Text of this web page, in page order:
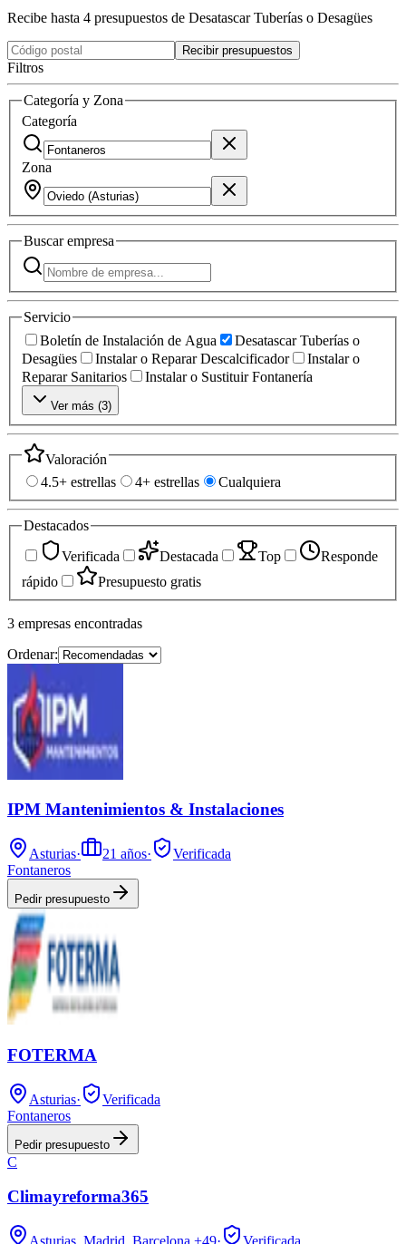
Recibe hasta 4 presupuestos de Desatascar Tuberías o Desagües
Recibir presupuestos
Filtros
Categoría y Zona
Categoría
Zona
Buscarempresa
Servicio
Boletín de Instalación de Agua
Desatascar Tuberías o
Desagües
Instalar o Reparar Descalcificador
Instalar o
Reparar Sanitarios
Instalar o Sustituir Fontanería
Ver más (3)
Valoración
4.5+ estrellas
4+ estrellas Cualquiera
Destacados
Verificada
Destacada Top
Responde
rápido
Presupuesto gratis
3 empresas encontradas
Ordenar:
IPM Mantenimientos & Instalaciones
Asturias· 21 años·
Verificada
Fontaneros
Pedir presupuesto
FOTERMA
Asturias·
Verificada
Fontaneros
Pedir presupuesto
C
Climayreforma365
Asturias, Madrid, Barcelona +49·
Verificada